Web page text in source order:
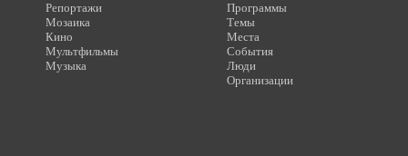
Репортажи
Мозаика
Кино
Мультфильмы
Музыка
Программы
Темы
Места
События
Люди
Организации